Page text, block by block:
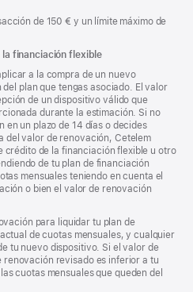
de 150 € y un límite máximo de
financiación flexible
a la compra de un nuevo
plan que tengas asociado. El valor
de un dispositivo válido que
durante la estimación. Si no
un plazo de 14 días o decides
del valor de renovación, Cetelem
crédito de la financiación flexible u otro
de tu plan de financiación
mensuales teniendo en cuenta el
o bien el valor de renovación
para liquidar tu plan de
de cuotas mensuales, y cualquier
tu nuevo dispositivo. Si el valor de
revisado es inferior a tu
cuotas mensuales que queden del